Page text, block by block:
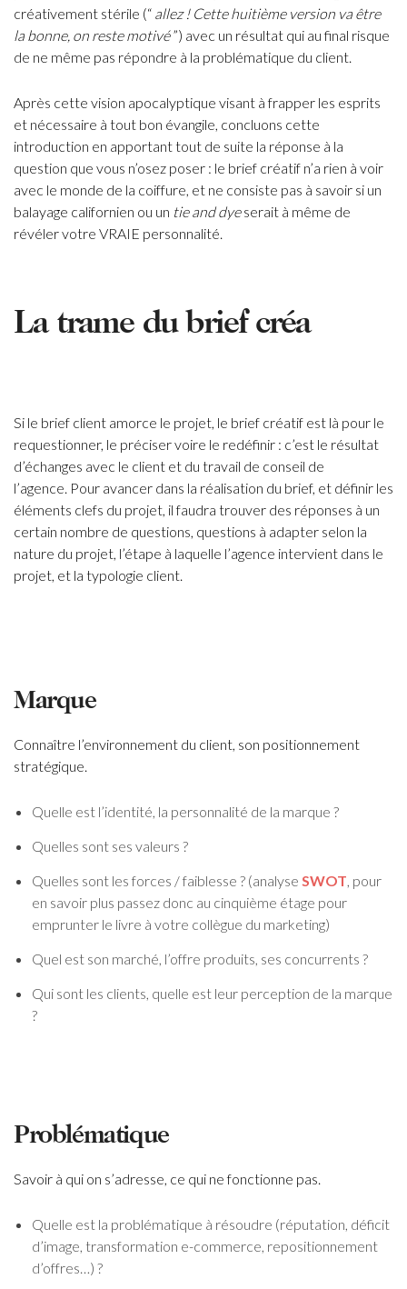
créativement stérile (“ allez ! Cette huitième version va être
la bonne, on reste motivé”) avec un résultat qui au final risque
de ne même pas répondre à la problématique du client.
Après cette vision apocalyptique visant à frapper les esprits
et nécessaire à tout bon évangile, concluons cette
introduction en apportant tout de suite la réponse à la
question que vous n’osez poser : le brief créatif n’a rien à voir
avec le monde de la coiffure, et ne consiste pas à savoir si un
balayage californien ou un tie and dyeserait à même de
révéler votre VRAIE personnalité.
La trame du brief créa
Si le brief client amorce le projet, le brief créatif est là pour le
requestionner, le préciser voire le redéfinir : c’est le résultat
d’échanges avec le client et du travail de conseil de
l’agence. Pour avancer dans la réalisation du brief, et définir les
éléments clefs du projet, il faudra trouver des réponses à un
certain nombre de questions, questions à adapter selon la
nature du projet, l’étape à laquelle l’agence intervient dans le
projet, et la typologie client.
Marque
Connaître l’environnement du client, son positionnement
stratégique.
Quelle est l’identité, la personnalité de la marque ?
Quelles sont ses valeurs ?
Quelles sont les forces / faiblesse ? (analyse SWOT , pour
en savoir plus passez donc au cinquième étage pour
emprunter le livre à votre collègue du marketing)
Quel est son marché, l’offre produits, ses concurrents ?
Qui sont les clients, quelle est leur perception de la marque
?
Problématique
Savoir à qui on s’adresse, ce qui ne fonctionne pas.
Quelle est la problématique à résoudre (réputation, déficit
d’image, transformation e-commerce, repositionnement
d’offres…) ?